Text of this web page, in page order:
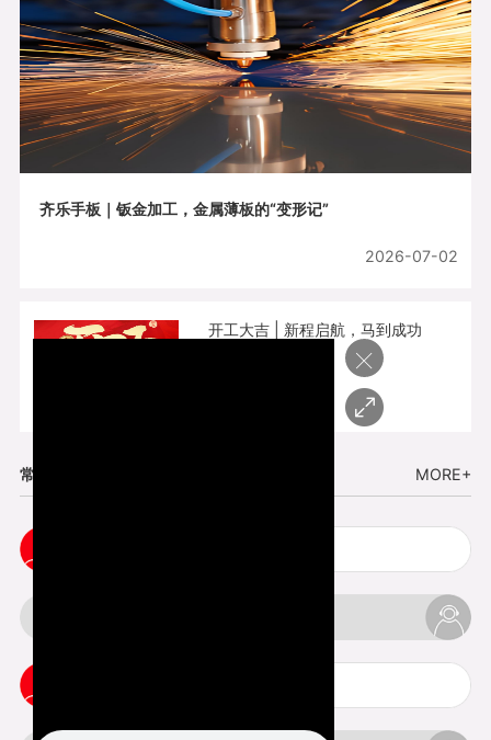
齐乐手板｜钣金加工，金属薄板的“变形记”
2026-07-02
开工大吉 | 新程启航，马到成功
常见问题 MORE+
×